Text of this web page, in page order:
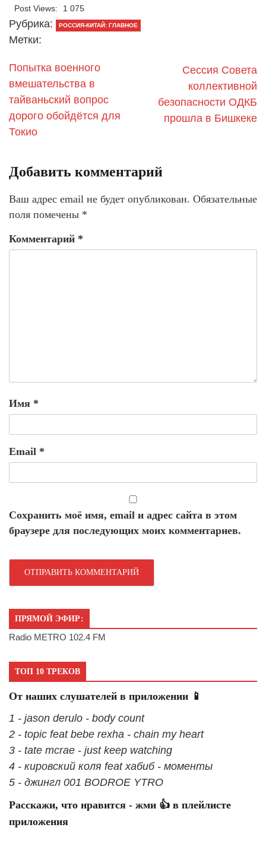
Post Views: 1 075
Рубрика: РОССИЯ-КИТАЙ: ГЛАВНОЕ
Метки:
Попытка военного
вмешательства в
тайваньский вопрос
дорого обойдётся для
Токио
Сессия Совета
коллективной
безопасности ОДКБ
прошла в Бишкеке
Добавить комментарий
Ваш адрес email не будет опубликован. Обязательные
поля помечены *
Комментарий *
Имя *
Email *
Сохранить моё имя, email и адрес сайта в этом
браузере для последующих моих комментариев.
ПРЯМОЙ ЭФИР:
Radio METRO 102.4 FM
ТОП 10 ТРЕКОВ
От наших слушателей в приложении 📱
1 - jason derulo - body count
2 - topic feat bebe rexha - chain my heart
3 - tate mcrae - just keep watching
4 - кировский коля feat хабиб - моменты
5 - джингл 001 BODROE YTRO
Расскажи, что нравится - жми 👍 в плейлисте
приложения